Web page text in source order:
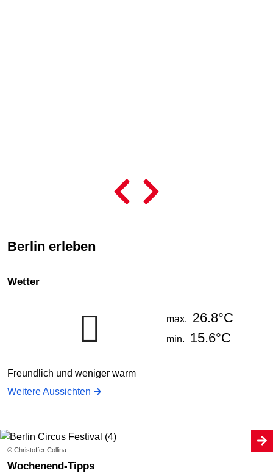
Berlin erleben
Wetter
max. 26.8°C
min. 15.6°C
Freundlich und weniger warm
Weitere Aussichten
© Christoffer Collina
Wochenend-Tipps